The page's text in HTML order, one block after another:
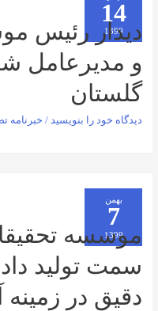
رئیس موسسه
شرکت
بنویسید /خبرنامه تصویری
تحقیقات آب
داده‌های
در زمینه آب و